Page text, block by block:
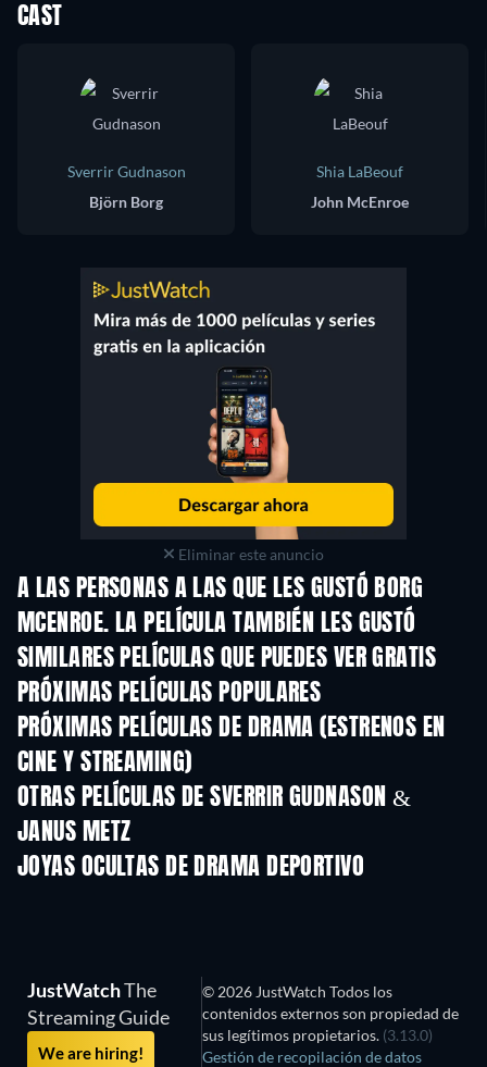
CAST
Sverrir Gudnason
Björn Borg
Shia LaBeouf
John McEnroe
Eliminar este anuncio
A LAS PERSONAS A LAS QUE LES GUSTÓ BORG
MCENROE. LA PELÍCULA TAMBIÉN LES GUSTÓ
SIMILARES PELÍCULAS QUE PUEDES VER GRATIS
PRÓXIMAS PELÍCULAS POPULARES
PRÓXIMAS PELÍCULAS DE DRAMA (ESTRENOS EN
CINE Y STREAMING)
OTRAS PELÍCULAS DE SVERRIR GUDNASON &
JANUS METZ
JOYAS OCULTAS DE DRAMA DEPORTIVO
JustWatchThe
Streaming Guide
We are hiring!
© 2026 JustWatch Todos los
contenidos externos son propiedad de
sus legítimos propietarios. (3.13.0)
Gestión de recopilación de datos